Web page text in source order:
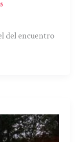
del encuentro